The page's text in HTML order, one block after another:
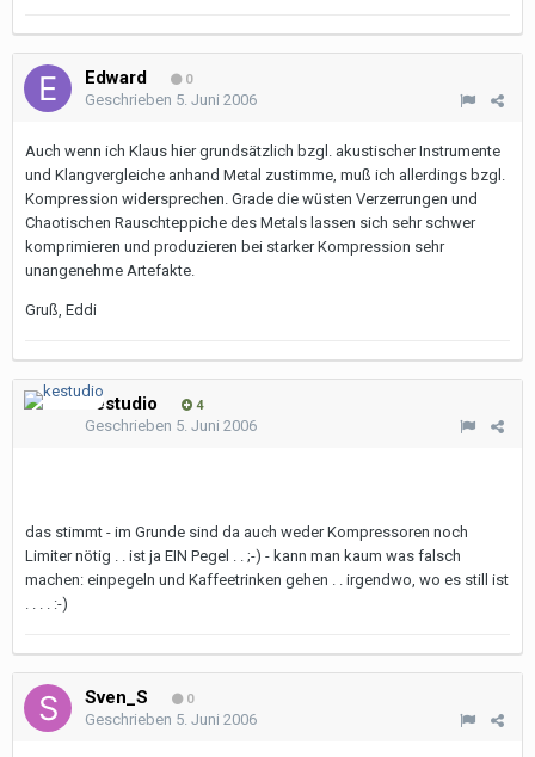
Edward 0
Geschrieben 5. Juni 2006
Auch wenn ich Klaus hier grundsätzlich bzgl. akustischer Instrumente
und Klangvergleiche anhand Metal zustimme, muß ich allerdings bzgl.
Kompression widersprechen. Grade die wüsten Verzerrungen und
Chaotischen Rauschteppiche des Metals lassen sich sehr schwer
komprimieren und produzieren bei starker Kompression sehr
unangenehme Artefakte.
Gruß, Eddi
kestudio 4
Geschrieben 5. Juni 2006
das stimmt - im Grunde sind da auch weder Kompressoren noch
Limiter nötig . . ist ja EIN Pegel . . ;-) - kann man kaum was falsch
machen: einpegeln und Kaffeetrinken gehen . . irgendwo, wo es still ist
. . . . :-)
Sven_S 0
Geschrieben 5. Juni 2006